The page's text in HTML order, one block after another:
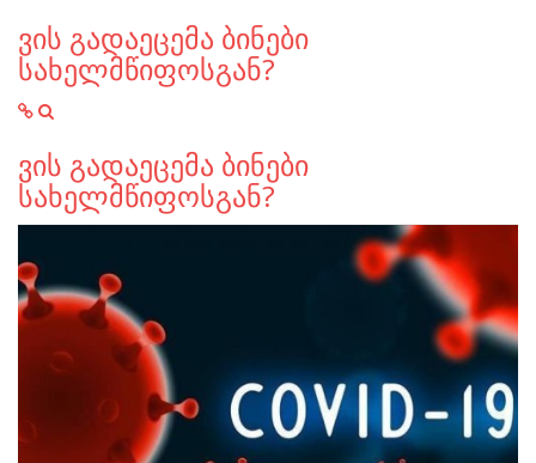
ვის გადაეცემა ბინები
სახელმწიფოსგან?
ვის გადაეცემა ბინები
სახელმწიფოსგან?